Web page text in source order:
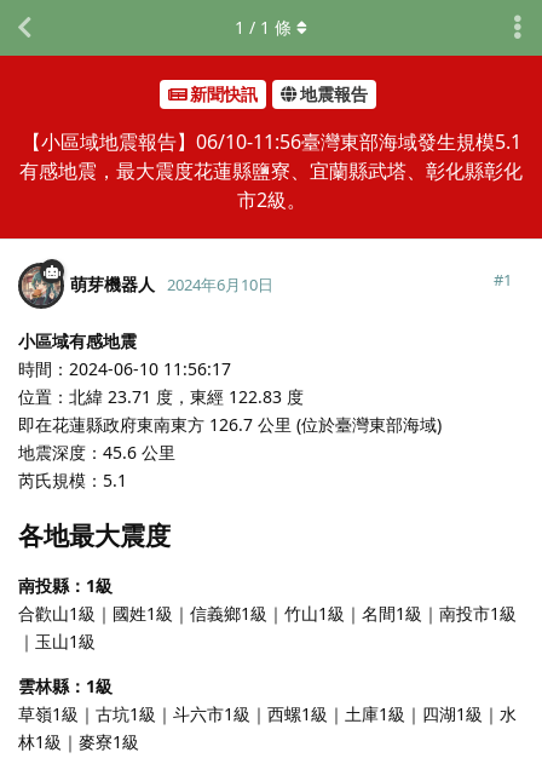
新聞快訊 地震報告
【小區域地震報告】06/10-11:56臺灣東部海域發生規模5.1
有感地震，最大震度花蓮縣鹽寮、宜蘭縣武塔、彰化縣彰化
市2級。
1 / 1 條
萌芽機器人 2024年6月10日 #1
小區域有感地震
時間：2024-06-10 11:56:17
位置：北緯 23.71 度，東經 122.83 度
即在花蓮縣政府東南東方 126.7 公里 (位於臺灣東部海域)
地震深度：45.6 公里
芮氏規模：5.1
各地最大震度
南投縣：1級
合歡山1級｜國姓1級｜信義鄉1級｜竹山1級｜名間1級｜南投市1級
｜玉山1級
雲林縣：1級
草嶺1級｜古坑1級｜斗六市1級｜西螺1級｜土庫1級｜四湖1級｜水
林1級｜麥寮1級